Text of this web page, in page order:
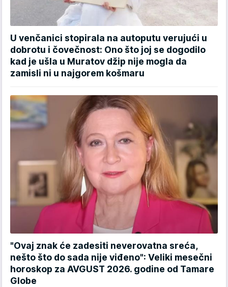
U venčanici stopirala na autoputu verujući u
dobrotu i čovečnost: Ono što joj se dogodilo
kad je ušla u Muratov džip nije mogla da
zamisli ni u najgorem košmaru
"Ovaj znak će zadesiti neverovatna sreća,
nešto što do sada nije viđeno": Veliki mesečni
horoskop za AVGUST 2026. godine od Tamare
Globe